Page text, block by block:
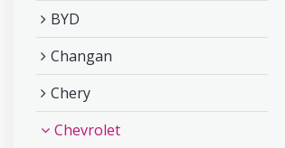
BYD
Changan
Chery
Chevrolet